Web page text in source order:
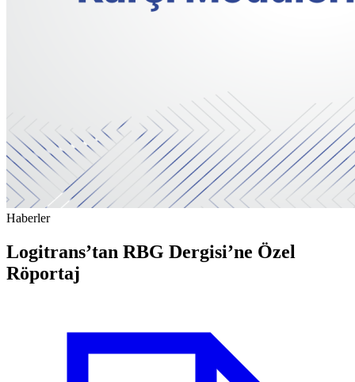
Haberler
Logitrans’tan RBG Dergisi’ne Özel
Röportaj